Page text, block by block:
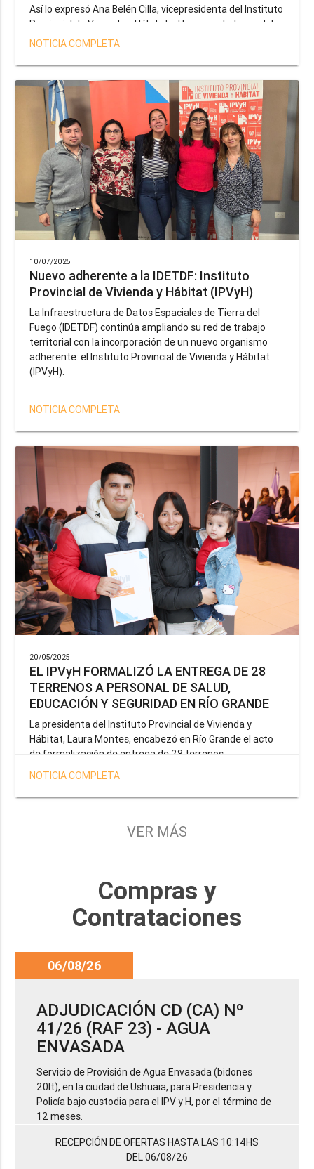
Así lo expresó Ana Belén Cilla, vicepresidenta del Instituto
Provincial de Vivienda y Hábitat, al hacer un balance del
trabajo del organismo en el marco de la operatoria
salud y seguridad impulsada por el gobernador Gustavo
Melella.
NOTICIA COMPLETA
10/07/2025
Nuevo adherente a la IDETDF: Instituto
Provincial de Vivienda y Hábitat (IPVyH)
La Infraestructura de Datos Espaciales de Tierra del
Fuego (IDETDF) continúa ampliando su red de trabajo
territorial con la incorporación de un nuevo organismo
adherente: el Instituto Provincial de Vivienda y Hábitat
(IPVyH).
NOTICIA COMPLETA
20/05/2025
EL IPVyH FORMALIZÓ LA ENTREGA DE 28
TERRENOS A PERSONAL DE SALUD,
EDUCACIÓN Y SEGURIDAD EN RÍO GRANDE
La presidenta del Instituto Provincial de Vivienda y
Hábitat, Laura Montes, encabezó en Río Grande el acto
de formalización de entrega de 28 terrenos
correspondientes a la operatoria especial anunciada por
el Gobernador Gustavo Melella, la cual tiene como
objetivo brindar una solución habitacional a docentes,
Provincia y del Servicio Penitenciario.
NOTICIA COMPLETA
VER MÁS
Compras y
Contrataciones
06/08/26
ADJUDICACIÓN CD (CA) Nº
41/26 (RAF 23) - AGUA
ENVASADA
Servicio de Provisión de Agua Envasada (bidones
20lt), en la ciudad de Ushuaia, para Presidencia y
Policía bajo custodia para el IPV y H, por el término de
12 meses.
RECEPCIÓN DE OFERTAS HASTA LAS 10:14HS
DEL 06/08/26